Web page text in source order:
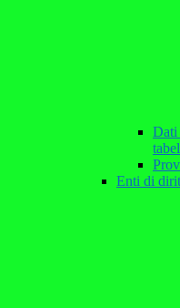
Dati
Enti di